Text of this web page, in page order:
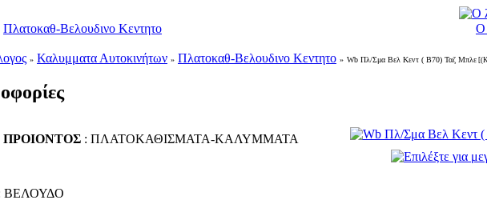
Πλατοκαθ-Βελουδινο Κεντητο Ο
» Καλυμματα Αυτοκινήτων » Πλατοκαθ-Βελουδινο Κεντητο » Wb Πλ/Σμα Βελ Κεντ ( Β70) Ταζ Μπλε
: ΠΛΑΤΟΚΑΘΙΣΜΑΤΑ-ΚΑΛΥΜΜΑΤΑ
ΒΕΛΟΥΔΟ